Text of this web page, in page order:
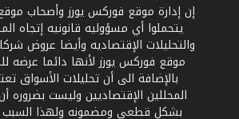
إن إدارة موقع فوركس يورز وأصحاب
يتحملوا أي مسؤوليه قانونيه إتجاه
والتحليلات الإقتصاديه وأيضا عروض
موقع فوركس يورز لأنها دائما عرضه
بالإضافة الى أن تحليلات الأسواق
المحللين الإقتصاديين وليست بضروره
بشكل قطعي ومضمونه ولهذا السبب